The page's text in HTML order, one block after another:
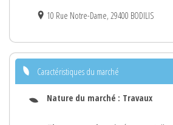
10 Rue Notre-Dame, 29400 BODILIS
Caractéristiques du marché
Nature du marché : Travaux